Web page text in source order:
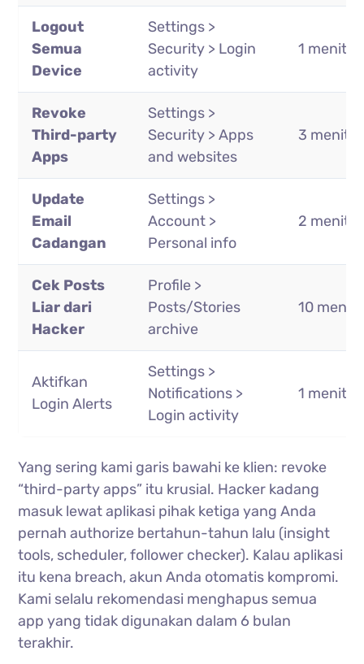
Logout
Semua
Device
Settings >
Security > Login
activity
1 menit
Revoke
Third-party
Apps
Settings >
Security > Apps
and websites
3 menit
Update
Email
Cadangan
Settings >
Account >
Personal info
2 menit
Cek Posts
Liar dari
Hacker
Profile >
Posts/Stories
archive
10 menit
Aktifkan
Login Alerts
Settings >
Notifications >
Login activity
1 menit
Yang sering kami garis bawahi ke klien: revoke
“third-party apps” itu krusial. Hacker kadang
masuk lewat aplikasi pihak ketiga yang Anda
pernah authorize bertahun-tahun lalu (insight
tools, scheduler, follower checker). Kalau aplikasi
itu kena breach, akun Anda otomatis kompromi.
Kami selalu rekomendasi menghapus semua
app yang tidak digunakan dalam 6 bulan
terakhir.